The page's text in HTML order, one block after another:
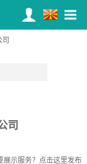
）
司
展示服务？ 点击这里发布